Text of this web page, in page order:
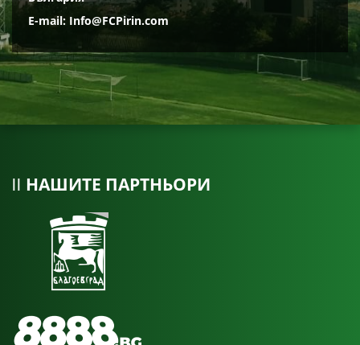
E-mail: Info@FCPirin.com
НАШИТЕ ПАРТНЬОРИ